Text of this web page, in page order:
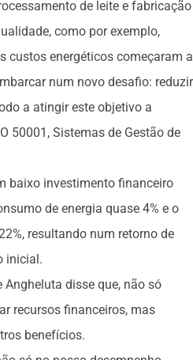
de leite e fabricação
como por exemplo,
custos energéticos começaram a
num novo desafio: reduzir
a atingir este objetivo a
50001, Sistemas de Gestão de
baixo investimento financeiro
de energia quase 4% e o
resultando num retorno de
inicial.
Angheluta disse que, não só
recursos financeiros, mas
benefícios.